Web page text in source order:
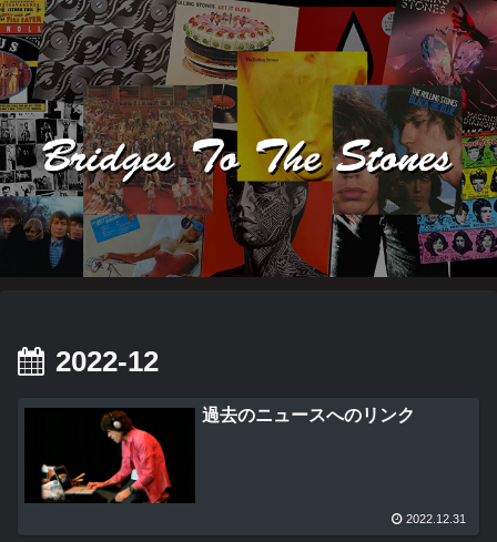
2022-12
過去のニュースへのリンク
2022.12.31